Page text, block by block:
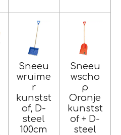
Sneeu
wruime
r
kunstst
of, D-
steel
100cm
Sneeu
wscho
p
Oranje
kunstst
of + D-
steel